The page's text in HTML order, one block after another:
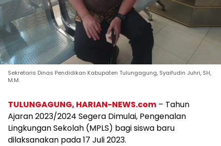
Sekretaris Dinas Pendidikan Kabupaten Tulungagung, Syaifudin Juhri, SH,
M.M.
TULUNGAGUNG, HARIAN-NEWS.com – Tahun
Ajaran 2023/2024 Segera Dimulai, Pengenalan
Lingkungan Sekolah (MPLS) bagi siswa baru
dilaksanakan pada 17 Juli 2023.